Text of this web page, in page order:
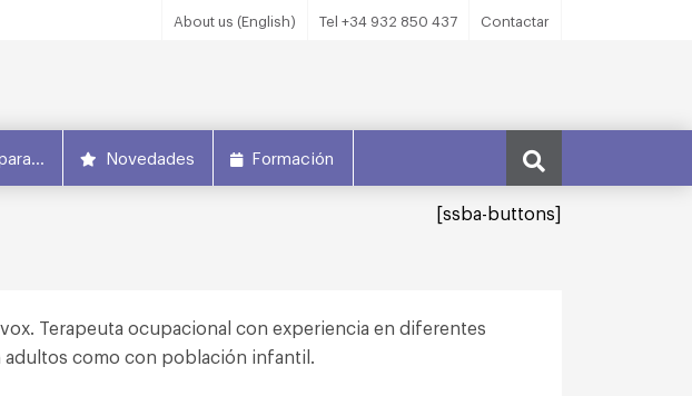
About us (English) Tel +34 932 850 437 Contactar
Novedades Formación
[ssba-buttons]
Terapeuta ocupacional con experiencia en diferentes
como con población infantil.